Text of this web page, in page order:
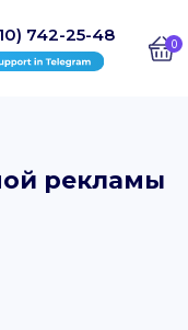
742-25-48 0
рекламы